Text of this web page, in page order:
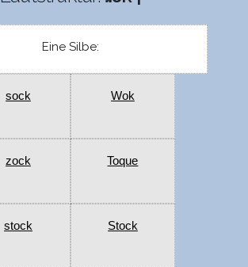
Eine Silbe:
sock Wok
zock Toque
stock Stock